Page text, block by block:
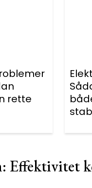
rette
Effektivitet